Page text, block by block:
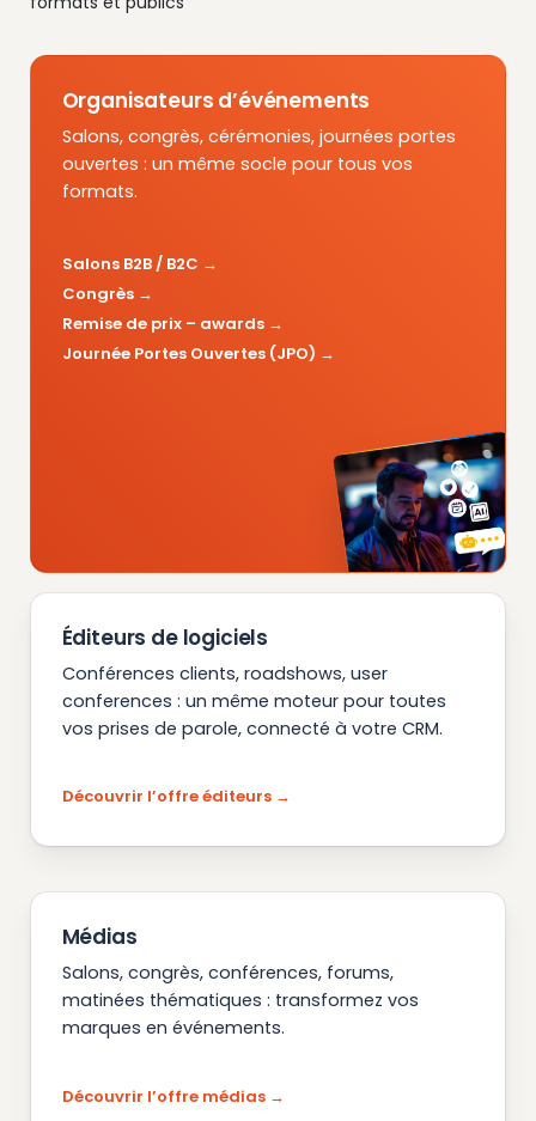
Organisateurs d’événements
Salons, congrès, cérémonies, journées portes
ouvertes : un même socle pour tous vos
formats.
Salons B2B / B2C
Congrès
Remise de prix – awards
Journée Portes Ouvertes (JPO)
Éditeurs de logiciels
Conférences clients, roadshows, user
conferences : un même moteur pour toutes
vos prises de parole, connecté à votre CRM.
Découvrir l’offre éditeurs
Médias
Salons, congrès, conférences, forums,
matinées thématiques : transformez vos
marques en événements.
Découvrir l’offre médias